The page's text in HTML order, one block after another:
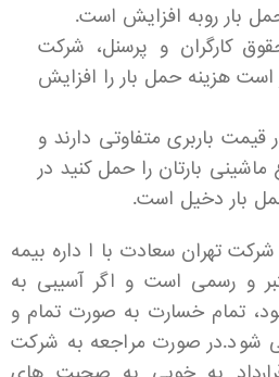
بار روبه افزایش است.
کارگران و پرسنل، شرکت
هزینه حمل بار را افزایش
باربری متفاوتی دارند و
بارتان را حمل کنید در
بار دخیل است.
تهران سعادت با ا داره بیمه
و رسمی است و اگر آسیبی به
تمام خسارت به صورت تمام و
شود.در صورت مراجعه به شرکت